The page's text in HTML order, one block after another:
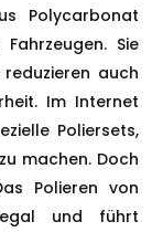
Polycarbonat
Sie
auch
Im Internet
Poliersets,
machen. Doch
Polieren von
und führt